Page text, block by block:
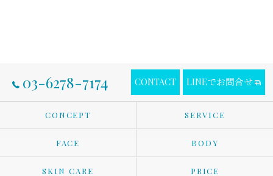
03-6278-7174 CONTACT LINEでお問合せ
CONCEPT SERVICE
FACE BODY
SKIN CARE PRICE